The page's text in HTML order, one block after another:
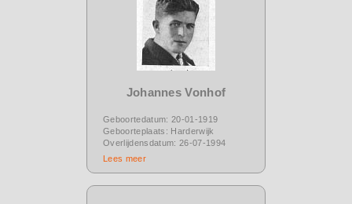
Johannes Vonhof
Geboortedatum: 20-01-1919
Geboorteplaats: Harderwijk
Overlijdensdatum: 26-07-1994
Lees meer